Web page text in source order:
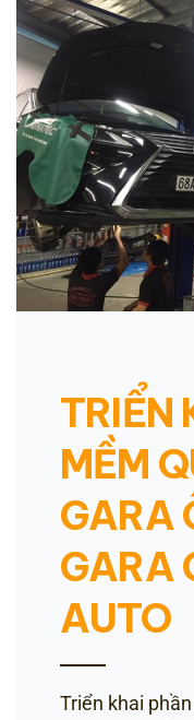
TRIỂN
MỀM
GARA
GARA
AUTO
Triển khai